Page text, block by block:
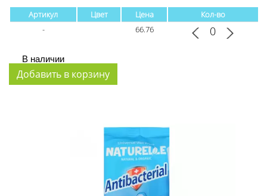
Артикул Цвет Цена
Кол-во
-
66.76
В наличии